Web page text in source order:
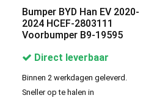
Bumper BYD Han EV 2020-
2024 HCEF-2803111
Voorbumper B9-19595
Direct leverbaar
Binnen 2 werkdagen geleverd.
Sneller op te halen in